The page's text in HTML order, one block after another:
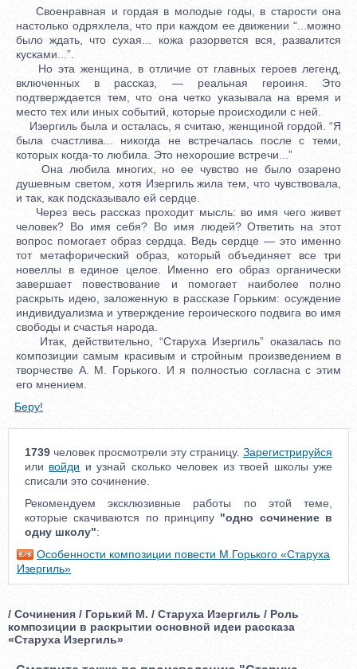
Своенравная и гордая в молодые годы, в старости она
настолько одряхлела, что при каждом ее движении “...можно
было ждать, что сухая... кожа разорвется вся, развалится
кусками...”.
Но эта женщина, в отличие от главных героев легенд,
включенных в рассказ, — реальная героиня. Это
подтверждается тем, что она четко указывала на время и
место тех или иных событий, которые происходили с ней.
Изергиль была и осталась, я считаю, женщиной гордой. “Я
была счастлива... никогда не встречалась после с теми,
которых когда-то любила. Это нехорошие встречи...”
Она любила многих, но ее чувство не было озарено
душевным светом, хотя Изергиль жила тем, что чувствовала,
и так, как подсказывало ей сердце.
Через весь рассказ проходит мысль: во имя чего живет
человек? Во имя себя? Во имя людей? Ответить на этот
вопрос помогает образ сердца. Ведь сердце — это именно
тот метафорический образ, который объединяет все три
новеллы в единое целое. Именно его образ органически
завершает повествование и помогает наиболее полно
раскрыть идею, заложенную в рассказе Горьким: осуждение
индивидуализма и утверждение героического подвига во имя
свободы и счастья народа.
Итак, действительно, “Старуха Изергиль” оказалась по
композиции самым красивым и стройным произведением в
творчестве А. М. Горького. И я полностью согласна с этим
его мнением.
Беру!
1739 человек просмотрели эту страницу. Зарегистрируйся
или войди и узнай сколько человек из твоей школы уже
списали это сочинение.
Рекомендуем эксклюзивные работы по этой теме,
которые скачиваются по принципу "одно сочинение в
одну школу":
Особенности композиции повести М.Горького «Старуха
Изергиль»
/ Сочинения / Горький М. / Старуха Изергиль / Роль
композиции в раскрытии основной идеи рассказа
«Старуха Изергиль»